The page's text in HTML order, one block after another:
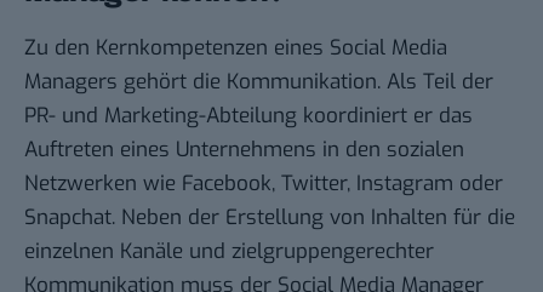
Zu den Kernkompetenzen eines Social Media
Managers gehört die Kommunikation. Als Teil der
PR- und Marketing-Abteilung koordiniert er das
Auftreten eines Unternehmens in den sozialen
Netzwerken wie Facebook, Twitter, Instagram oder
Snapchat. Neben der Erstellung von Inhalten für die
einzelnen Kanäle und zielgruppengerechter
Kommunikation muss der Social Media Manager